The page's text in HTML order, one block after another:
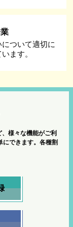
ついて適切に
ます。
様々な機能がご利
にできます。各種割